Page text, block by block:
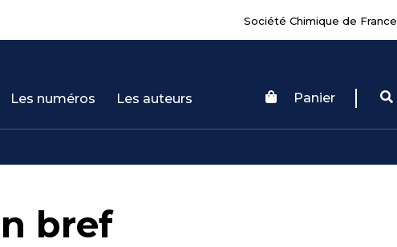
Société Chimique de France
Les numéros Les auteurs Panier
bref